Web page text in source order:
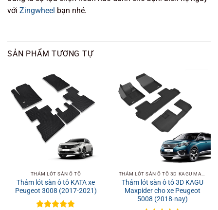
với Zingwheel bạn nhé.
SẢN PHẨM TƯƠNG TỰ
THẢM LÓT SÀN Ô TÔ
Thảm lót sàn ô tô KATA xe
Peugeot 3008 (2017-2021)
THẢM LÓT SÀN Ô TÔ 3D KAGU MAXPIDER
Thảm lót sàn ô tô 3D KAGU
Maxpider cho xe Peugeot
5008 (2018-nay)